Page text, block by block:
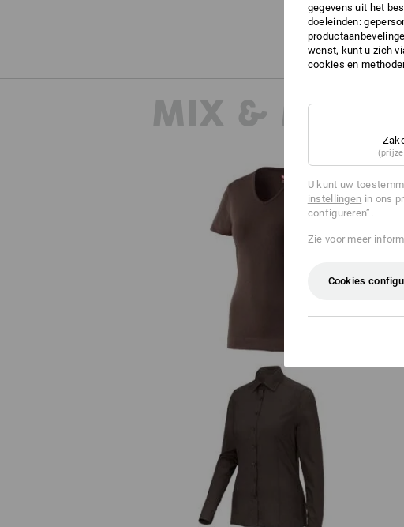
MIX &
e.s. T-Shirt cotton V-Neck, dames
Business-blouse e.s.comfort, lange
gegevens uit het
doeleinden:
wenst, kunt u zich
cookies en
U kunt uw
instellingen in ons
configureren”.
Zie voor meer
Cookies